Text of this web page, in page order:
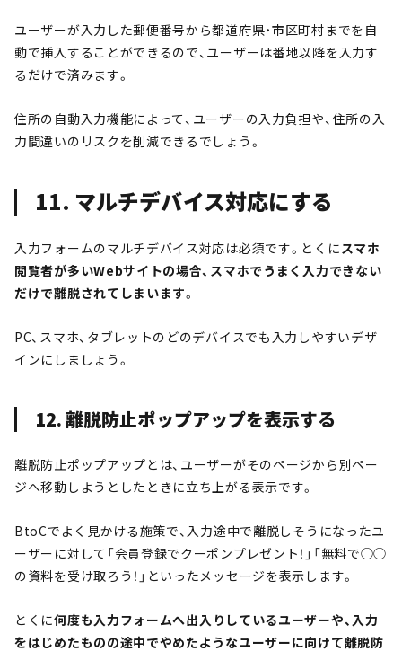
ユーザーが入力した郵便番号から都道府県・市区町村までを自
動で挿入することができるので、ユーザーは番地以降を入力す
るだけで済みます。
住所の自動入力機能によって、ユーザーの入力負担や、住所の入
力間違いのリスクを削減できるでしょう。
11. マルチデバイス対応にする
入力フォームのマルチデバイス対応は必須です。 とくにスマホ
閲覧者が多いWebサイトの場合、スマホでうまく入力できない
だけで離脱されてしまいます。
PC、スマホ、タブレットのどのデバイスでも入力しやすいデザ
インにしましょう。
12. 離脱防止ポップアップを表示する
離脱防止ポップアップとは、ユーザーがそのページから別ペー
ジへ移動しようとしたときに立ち上がる表示です。
BtoCでよく見かける施策で、入力途中で離脱しそうになったユ
ーザーに対して「会員登録でクーポンプレゼント！」「無料で◯◯
の資料を受け取ろう！」といったメッセージを表示します。
とくに何度も入力フォームへ出入りしているユーザーや、入力
をはじめたものの途中でやめたようなユーザーに向けて離脱防